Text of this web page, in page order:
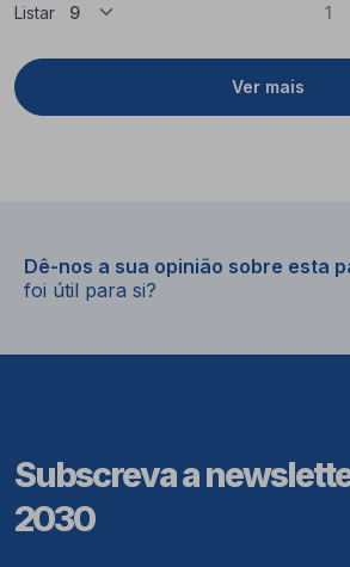
Listar
Ver mais
1
Dê-nos a sua opinião sobre esta
foi útil para si?
Subscreva a
2030